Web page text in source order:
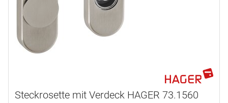
Steckrosette mit Verdeck HAGER 73.1560